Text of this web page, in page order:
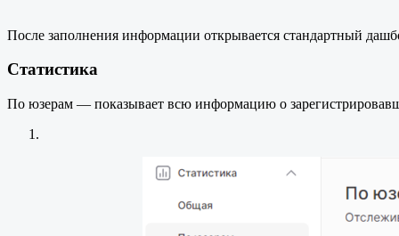
После заполнения информации открывается стандартный
Статистика
По юзерам — показывает всю информацию о